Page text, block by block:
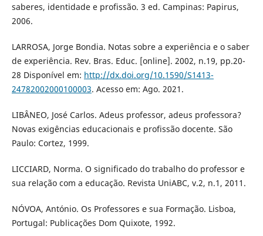
saberes, identidade e profissão. 3 ed. Campinas: Papirus,
2006.
LARROSA, Jorge Bondia. Notas sobre a experiência e o saber
de experiência. Rev. Bras. Educ. [online]. 2002, n.19, pp.20-
28 Disponível em: http://dx.doi.org/10.1590/S1413-
24782002000100003. Acesso em: Ago. 2021.
LIBÂNEO, José Carlos. Adeus professor, adeus professora?
Novas exigências educacionais e profissão docente. São
Paulo: Cortez, 1999.
LICCIARD, Norma. O significado do trabalho do professor e
sua relação com a educação. Revista UniABC, v.2, n.1, 2011.
NÓVOA, António. Os Professores e sua Formação. Lisboa,
Portugal: Publicações Dom Quixote, 1992.